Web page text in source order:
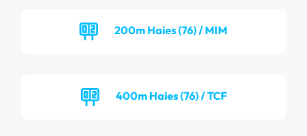
200m Haies (76) / MIM
400m Haies (76) / TCF